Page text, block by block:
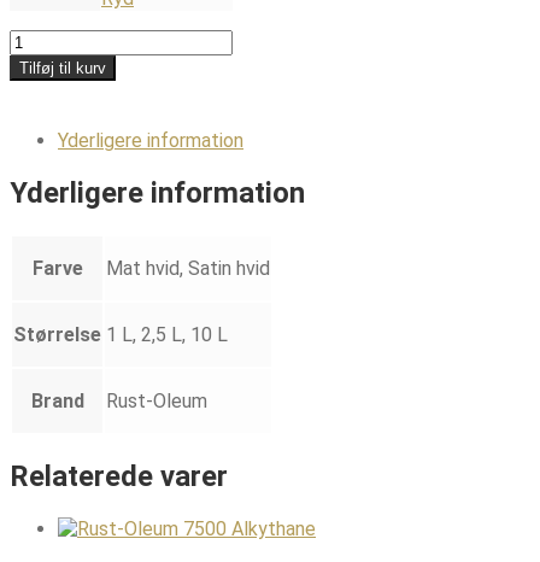
Zinsser
Perma
White
antal
Tilføj til kurv
Yderligere information
Yderligere information
Farve Mat hvid, Satin hvid
Størrelse 1 L, 2,5 L, 10 L
Brand Rust-Oleum
Relaterede varer